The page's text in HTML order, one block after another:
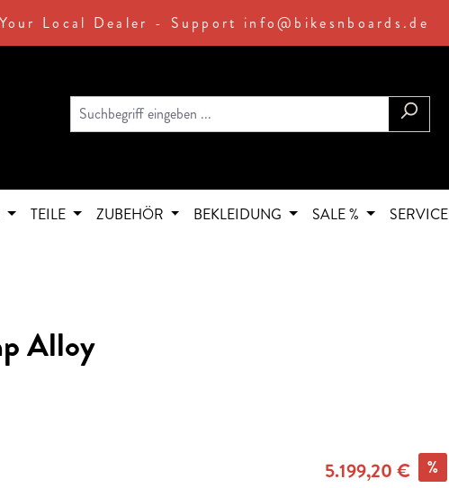
Local Dealer - Support info@bikesnboards.de
TEILE ZUBEHÖR BEKLEIDUNG SALE % SERVICE
Alloy
5.199,20 € %